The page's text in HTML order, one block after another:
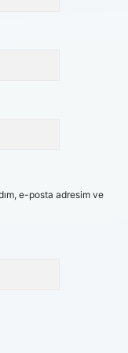
e-posta adresim ve